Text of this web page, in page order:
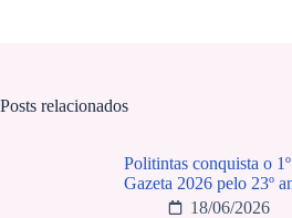
Posts relacionados
Politintas conquista o
Gazeta 2026 pelo 23º
18/06/2026